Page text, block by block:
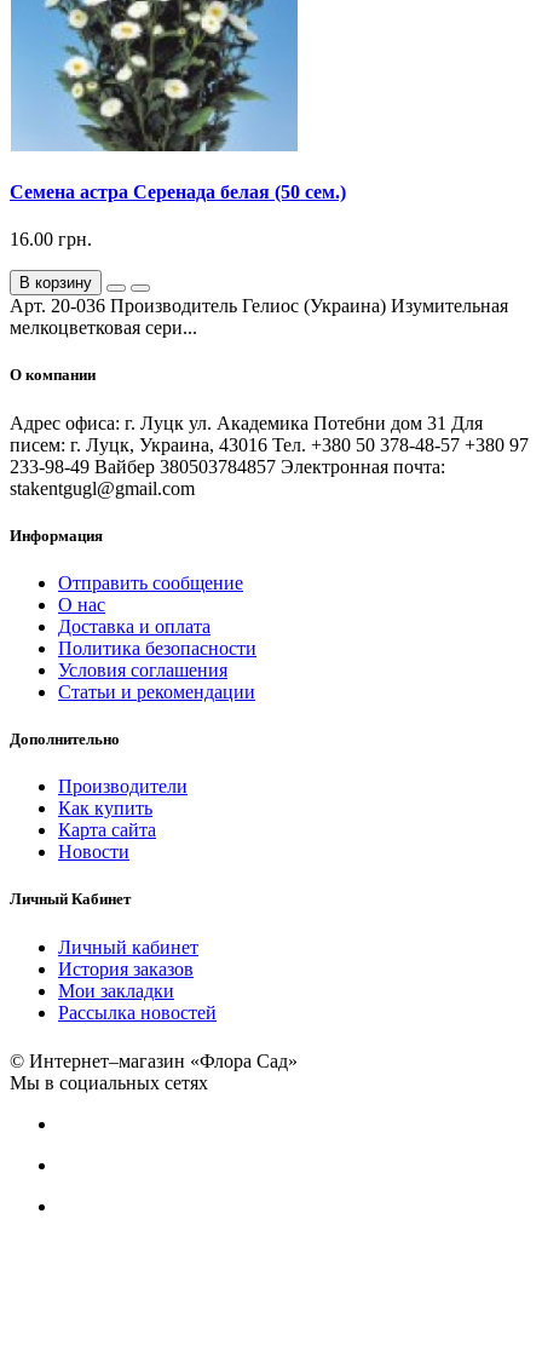
Семена астра Серенада белая (50 сем.)
16.00 грн.
В корзину
Арт. 20-036 Производитель Гелиос (Украина) Изумительная
мелкоцветковая сери...
О компании
Адрес офиса: г. Луцк ул. Академика Потебни дом 31 Для
писем: г. Луцк, Украина, 43016 Тел. +380 50 378-48-57 +380 97
233-98-49 Вайбер 380503784857 Электронная почта:
stakentgugl@gmail.com
Информация
Отправить сообщение
О нас
Доставка и оплата
Политика безопасности
Условия соглашения
Статьи и рекомендации
Дополнительно
Производители
Как купить
Карта сайта
Новости
Личный Кабинет
Личный кабинет
История заказов
Мои закладки
Рассылка новостей
© Интернет–магазин «Флора Сад»
Мы в социальных сетях